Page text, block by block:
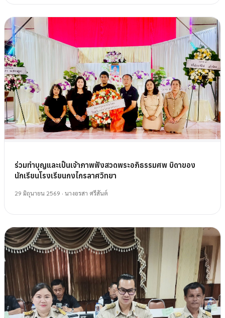
ร่วมทำบุญและเป็นเจ้าภาพฟังสวดพระอภิธรรมศพ บิดาของ
นักเรียนโรงเรียนกงไกรลาศวิทยา
29 มิถุนายน 2569 · นางอรสา ศรีสันต์